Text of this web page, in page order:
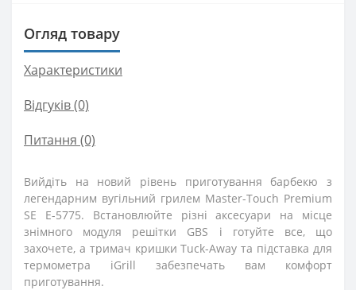
Огляд товару
Характеристики
Відгуків (0)
Питання (0)
Вийдіть на новий рівень приготування барбекю з
легендарним вугільний грилем Master-Touch Premium
SE E-5775. Встановлюйте різні аксесуари на місце
знімного модуля решітки GBS і готуйте все, що
захочете, а тримач кришки Tuck-Away та підставка для
термометра iGrill забезпечать вам комфорт
приготування.